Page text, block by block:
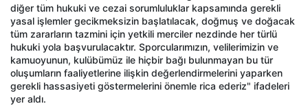
diğer tüm hukuki ve cezai sorumluluklar kapsamında gerekli
yasal işlemler gecikmeksizin başlatılacak, doğmuş ve doğacak
tüm zararların tazmini için yetkili merciler nezdinde her türlü
hukuki yola başvurulacaktır. Sporcularımızın, velilerimizin ve
kamuoyunun, kulübümüz ile hiçbir bağı bulunmayan bu tür
oluşumların faaliyetlerine ilişkin değerlendirmelerini yaparken
gerekli hassasiyeti göstermelerini önemle rica ederiz" ifadeleri
yer aldı.